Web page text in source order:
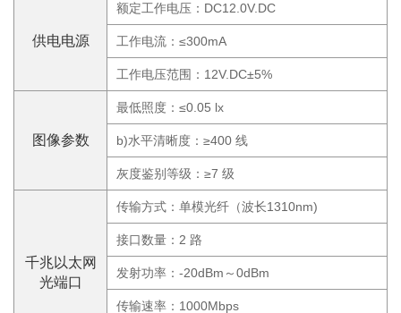
供电电源
额定工作电压：DC12.0V.DC
工作电流：≤300mA
工作电压范围：12V.DC±5%
图像参数
最低照度：≤0.05 lx
b)水平清晰度：≥400 线
灰度鉴别等级：≥7 级
千兆以太网
光端口
传输方式：单模光纤（波长1310nm)
接口数量：2 路
发射功率：-20dBm～0dBm
传输速率：1000Mbps